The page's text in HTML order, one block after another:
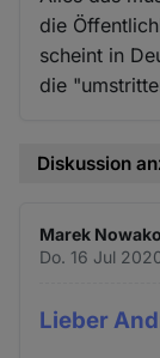
die
scheint in
die
Diskussion
Marek
Do. 16 Jul
Lieber